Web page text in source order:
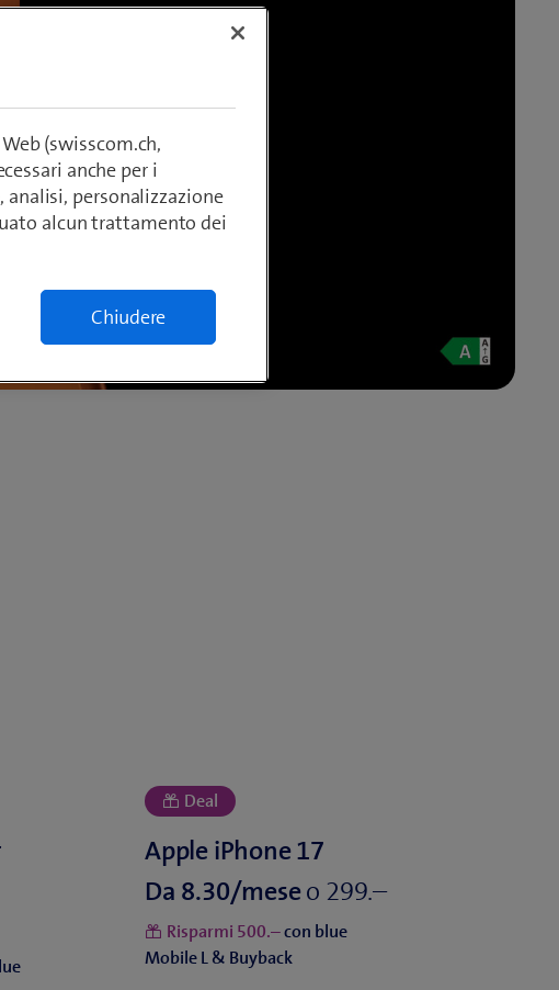
Da o
Risparmi
con blue
Mobile L & Buyback
(swisscom.ch,
anche per i
personalizzazione
alcun trattamento dei
Chiudere